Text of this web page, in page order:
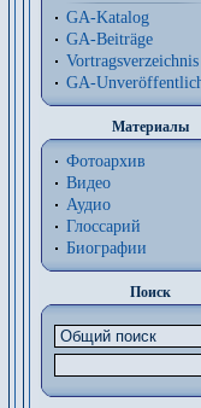
GA-Katalog
GA-Beiträge
Vortragsverzeichnis
GA-
Материалы
Фотоархив
Видео
Аудио
Глоссарий
Биографии
Поиск